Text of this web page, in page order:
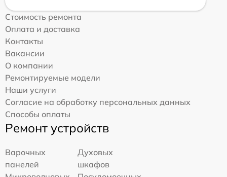
Стоимость ремонта
Оплата и доставка
Контакты
Вакансии
О компании
Ремонтируемые модели
Наши услуги
Согласие на обработку персональных данных
Способы оплаты
Ремонт устройств
Варочных
панелей
Духовых
шкафов